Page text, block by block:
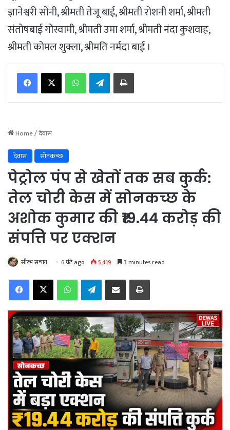
ज्ञानेश्वरी सोनी, श्रीमती तेजू बाई, श्रीमती रोशनी शर्मा, श्रीमती
संतोषबाई गोस्वामी, श्रीमती उमा शर्मा, श्रीमती नंदा कुशवाह,
श्रीमती कोमल शुक्ला, श्रीमति नर्मदा बाई ।
WhatsAppTelegramPrint